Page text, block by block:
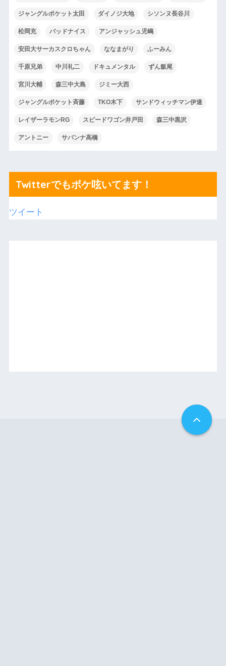
ジャングルポケット太田 ダイノジ大地 シソンヌ長谷川
松岡充 バッドナイス アンジャッシュ児嶋
安田大サーカスクロちゃん ななまがり ふーみん
千原兄弟 中川礼二 ドキュメンタル ずん飯尾
宮川大輔 森三中大島 ジミー大西
ジャングルポケット斉藤 TKO木下 サンドウィッチマン伊達
レイザーラモンRG スピードワゴン井戸田 森三中黒沢
アントニー サバンナ高橋
Twitterでもボケ呟いてます！
ツイート